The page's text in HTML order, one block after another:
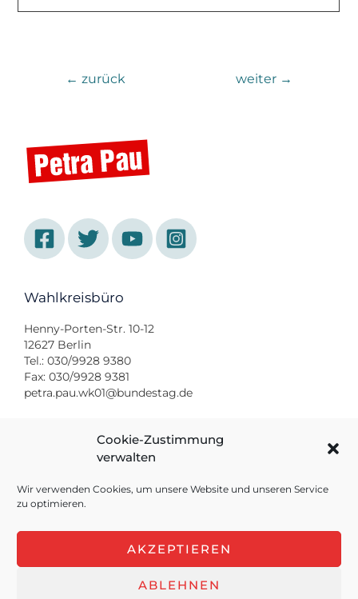
Cookie-Zustimmung
verwalten
Wir verwenden Cookies, um unsere Website und unseren Service
zu optimieren.
AKZEPTIEREN
ABLEHNEN
← zurück weiter →
Wahlkreisbüro
Henny-Porten-Str. 10-12
12627 Berlin
Tel.: 030/9928 9380
Fax: 030/9928 9381
petra.pau.wk01@bundestag.de
Bundestagsbüro
11011 Berlin
Tel.: 030/22771095
petra.pau@bundestag.de